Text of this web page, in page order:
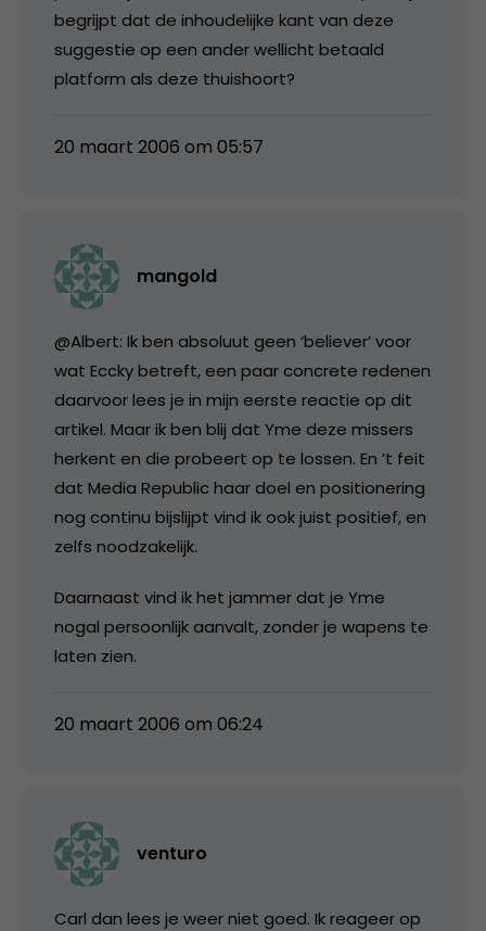
begrijpt dat de inhoudelijke kant van deze
suggestie op een ander wellicht betaald
platform als deze thuishoort?
20 maart 2006 om 05:57
mangold
@Albert: Ik ben absoluut geen ‘believer’ voor
wat Eccky betreft, een paar concrete redenen
daarvoor lees je in mijn eerste reactie op dit
artikel. Maar ik ben blij dat Yme deze missers
herkent en die probeert op te lossen. En ’t feit
dat Media Republic haar doel en positionering
nog continu bijslijpt vind ik ook juist positief, en
zelfs noodzakelijk.
Daarnaast vind ik het jammer dat je Yme
nogal persoonlijk aanvalt, zonder je wapens te
laten zien.
20 maart 2006 om 06:24
venturo
Carl dan lees je weer niet goed. Ik reageer op